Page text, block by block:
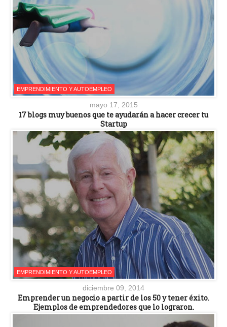
EMPRENDIMIENTO Y AUTOEMPLEO
mayo 17, 2015
17 blogs muy buenos que te ayudarán a hacer crecer tu
Startup
EMPRENDIMIENTO Y AUTOEMPLEO
diciembre 09, 2014
Emprender un negocio a partir de los 50 y tener éxito.
Ejemplos de emprendedores que lo lograron.